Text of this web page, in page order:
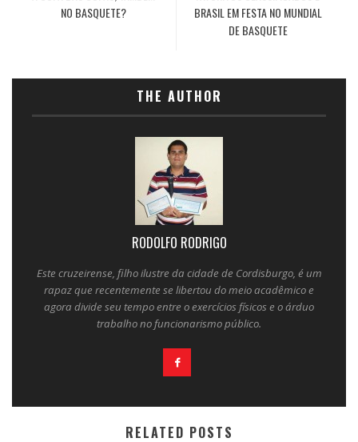
NO BASQUETE?
BRASIL EM FESTA NO MUNDIAL
DE BASQUETE
THE AUTHOR
RODOLFO RODRIGO
Este cruzeirense, filho ilustre da cidade de Cordisburgo, é um
rapaz que recentemente se libertou do meio acadêmico e
agora divide seu tempo entre o exercícios físicos e o árduo
trabalho no funcionarismo público.
RELATED POSTS